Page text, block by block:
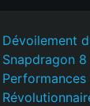
Dévoilement
Snapdragon 8